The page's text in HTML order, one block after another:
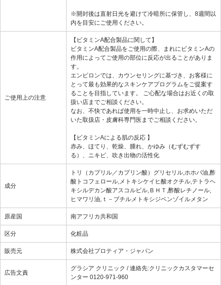
※開封後は直射日光を避けて冷暗所に保管し、8週間以
内を目安にご使用ください。
ご使用上の注意
【ビタミンA配合製品に関して】
ビタミンA配合製品をご使用の際、まれにビタミンAの
作用によってご使用の部位に反応が出ることがありま
す。
エンビロンでは、カウンセリングに基づき、お客様に
とって最も効果的なスキンケアプログラムをご提案す
ることを目指しています。 ご心配な場合はお近くの取
扱い店までご相談ください。
なお、不快であれば使用を一時中止し、お求めいただ
いた取扱店・皮膚科専門医までご相談ください。
【ビタミンAによる肌の反応 】
赤み、ほてり、乾燥、腫れ、かゆみ（むずむずす
る）、ニキビ、吹き出物の活性化
成分
トリ（カプリル／カプリン酸）グリセリル,ホホバ油,酢
酸トコフェロール,メトキシケイヒ酸オクチル,テトラヘ
キシルデカン酸アスコルビル,ＢＨＴ,酢酸レチノール,
ヒマワリ油,ｔ－ブチルメトキシジベンゾイルメタン
原産国 南アフリカ共和国
区分 化粧品
販売元 株式会社プロティア・ジャパン
広告文責
グラシア クリニック / 連絡先:クリニックカスタマーセ
ンター 0120-971-960